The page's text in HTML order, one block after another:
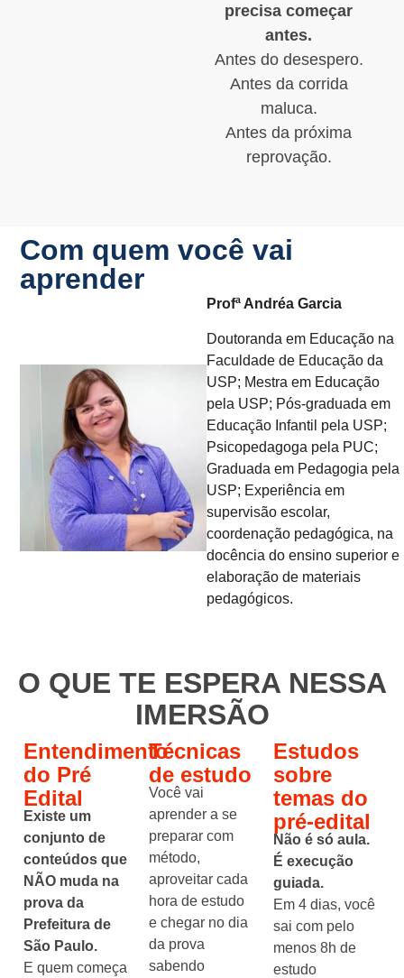
precisa começar
antes.
Antes do desespero.
Antes da corrida
maluca.
Antes da próxima
reprovação.
Com quem você vai
aprender
Profª Andréa Garcia
Doutoranda em Educação na
Faculdade de Educação da
USP; Mestra em Educação
pela USP; Pós-graduada em
Educação Infantil pela USP;
Psicopedagoga pela PUC;
Graduada em Pedagogia pela
USP; Experiência em
supervisão escolar,
coordenação pedagógica, na
docência do ensino superior e
elaboração de materiais
pedagógicos.
O QUE TE ESPERA NESSA
IMERSÃO
Entendimento
do Pré
Edital
Existe um
conjunto de
conteúdos que
NÃO muda na
prova da
Prefeitura de
São Paulo.
E quem começa
Técnicas
de estudo
Você vai
aprender a se
preparar com
método,
aproveitar cada
hora de estudo
e chegar no dia
da prova
sabendo
Estudos
sobre
temas do
pré-edital
Não é só aula.
É execução
guiada.
Em 4 dias, você
sai com pelo
menos 8h de
estudo